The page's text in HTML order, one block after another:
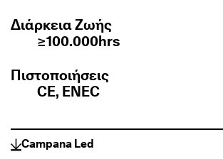
Διάρκεια Ζωής
≥100.000hrs
Πιστοποιήσεις
CE, ENEC
Campana Led